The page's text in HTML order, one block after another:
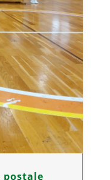
postale